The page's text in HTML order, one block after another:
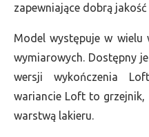
zapewniające dobrą
Model występuje w wielu
wymiarowych. Dostępny
wersji wykończenia
wariancie Loft to
warstwą lakieru.